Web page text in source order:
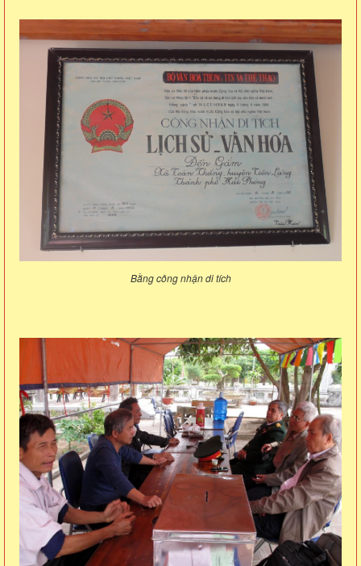
Bằng công nhận di tích